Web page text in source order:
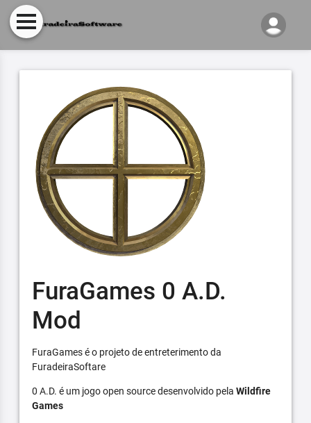
FuraGames 0 A.D.
Mod
FuraGames é o projeto de entreterimento da
FuradeiraSoftare
0 A.D. é um jogo open source desenvolvido pela Wildfire
Games